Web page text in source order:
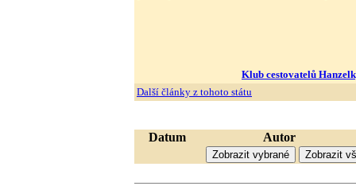
Klub cestovatelů
Další články z tohoto státu
Datum Autor